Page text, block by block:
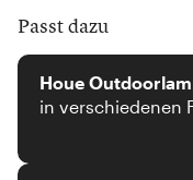
Passt dazu
Houe
in verschiedenen